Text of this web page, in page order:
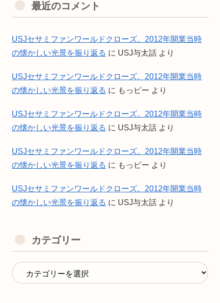
最近のコメント
USJセサミファンワールドクローズ。2012年開業当時
の懐かしい光景を振り返る に USJ与太話 より
USJセサミファンワールドクローズ。2012年開業当時
の懐かしい光景を振り返る に もっピー より
USJセサミファンワールドクローズ。2012年開業当時
の懐かしい光景を振り返る に USJ与太話 より
USJセサミファンワールドクローズ。2012年開業当時
の懐かしい光景を振り返る に もっピー より
USJセサミファンワールドクローズ。2012年開業当時
の懐かしい光景を振り返る に USJ与太話 より
カテゴリー